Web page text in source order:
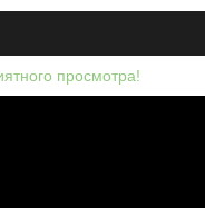
просмотра!